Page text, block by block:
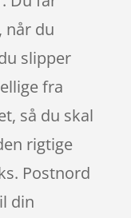
når du
slipper
fra
så du skal
rigtige
Postnord
din